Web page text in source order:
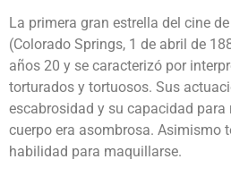
La primera gran estrella del cine
(Colorado Springs, 1 de abril de
años 20 y se caracterizó por
torturados y tortuosos. Sus
escabrosidad y su capacidad para
cuerpo era asombrosa. Asimismo
habilidad para maquillarse.